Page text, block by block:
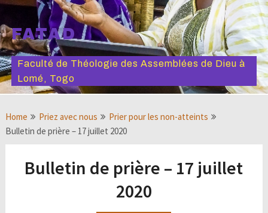
FATAD
Faculté de Théologie des Assemblées de Dieu à
Lomé, Togo
Home Priez avec nous
Prier pour les non-atteints
Bulletin de prière – 17 juillet 2020
Bulletin de prière – 17 juillet
2020